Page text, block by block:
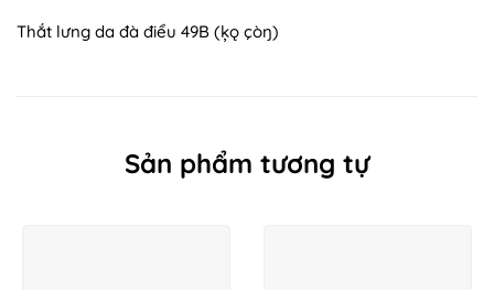
Thắt lưng da đà điểu 49B (ķǫ çòŋ)
Sản phẩm tương tự